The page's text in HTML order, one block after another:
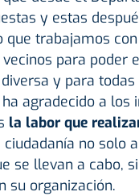
y estas
que trabajamos
para poder
y para todas
agradecido a los
la labor que
no solo
se llevan a cabo,
su organización.